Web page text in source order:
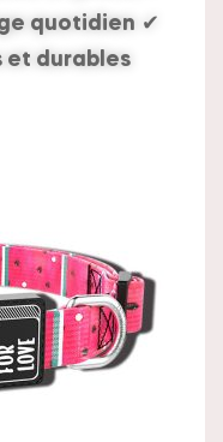
quotidien ✔
et durables